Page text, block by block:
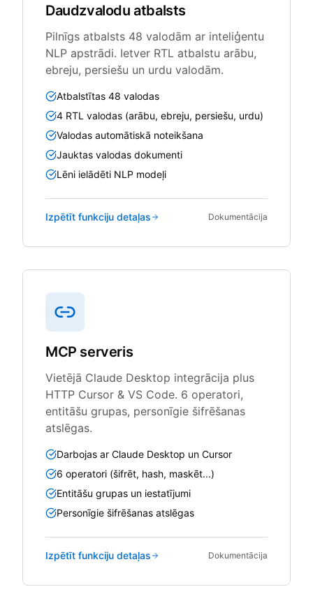
Daudzvalodu atbalsts
Pilnīgs atbalsts 48 valodām ar inteliģentu
NLP apstrādi. Ietver RTL atbalstu arābu,
ebreju, persiešu un urdu valodām.
Atbalstītas 48 valodas
4 RTL valodas (arābu, ebreju, persiešu, urdu)
Valodas automātiskā noteikšana
Jauktas valodas dokumenti
Lēni ielādēti NLP modeļi
Izpētīt funkciju detaļas Dokumentācija
MCP serveris
Vietējā Claude Desktop integrācija plus
HTTP Cursor & VS Code. 6 operatori,
entitāšu grupas, personīgie šifrēšanas
atslēgas.
Darbojas ar Claude Desktop un Cursor
6 operatori (šifrēt, hash, maskēt...)
Entitāšu grupas un iestatījumi
Personīgie šifrēšanas atslēgas
Izpētīt funkciju detaļas Dokumentācija